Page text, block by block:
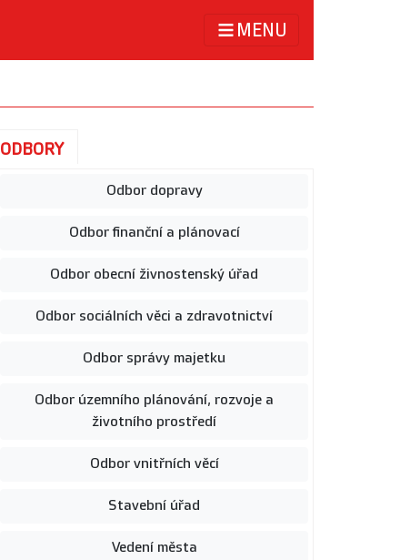
MENU
ODBORY
Odbor dopravy
Odbor finanční a plánovací
Odbor obecní živnostenský úřad
Odbor sociálních věci a zdravotnictví
Odbor správy majetku
Odbor územního plánování, rozvoje a
životního prostředí
Odbor vnitřních věcí
Stavební úřad
Vedení města